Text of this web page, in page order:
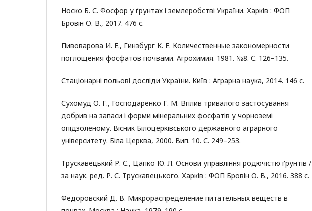
Носко Б. С. Фосфор у ґрунтах і землеробстві України. Харків : ФОП
Бровін О. В., 2017. 476 с.
Пивоварова И. Е., Гинзбург К. Е. Количественные закономерности
поглощения фосфатов почвами. Агрохимия. 1981. №8. С. 126–135.
Стаціонарні польові досліди України. Київ : Аграрна наука, 2014. 146 с.
Сухомуд О. Г., Господаренко Г. М. Вплив тривалого застосування
добрив на запаси і форми мінеральних фосфатів у чорноземі
опідзоленому. Вісник Білоцерківського державного аграрного
університету. Біла Церква, 2000. Вип. 10. С. 249–253.
Трускавецький Р. С., Цапко Ю. Л. Основи управління родючістю ґрунтів /
за наук. ред. Р. С. Трускавецького. Харків : ФОП Бровін О. В., 2016. 388 с.
Федоровский Д. В. Микрораспределение питательных веществ в